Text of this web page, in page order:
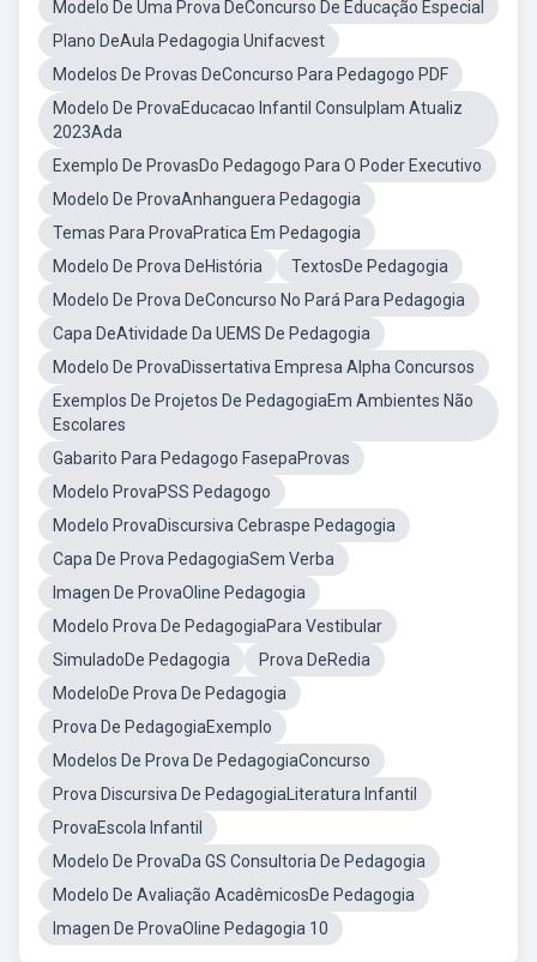
Modelo De Uma Prova DeConcurso De Educação Especial
Plano DeAula Pedagogia Unifacvest
Modelos De Provas DeConcurso Para Pedagogo PDF
Modelo De ProvaEducacao Infantil Consulplam Atualiz
2023Ada
Exemplo De ProvasDo Pedagogo Para O Poder Executivo
Modelo De ProvaAnhanguera Pedagogia
Temas Para ProvaPratica Em Pedagogia
Modelo De Prova DeHistória
TextosDe Pedagogia
Modelo De Prova DeConcurso No Pará Para Pedagogia
Capa DeAtividade Da UEMS De Pedagogia
Modelo De ProvaDissertativa Empresa Alpha Concursos
Exemplos De Projetos De PedagogiaEm Ambientes Não
Escolares
Gabarito Para Pedagogo FasepaProvas
Modelo ProvaPSS Pedagogo
Modelo ProvaDiscursiva Cebraspe Pedagogia
Capa De Prova PedagogiaSem Verba
Imagen De ProvaOline Pedagogia
Modelo Prova De PedagogiaPara Vestibular
SimuladoDe Pedagogia
Prova DeRedia
ModeloDe Prova De Pedagogia
Prova De PedagogiaExemplo
Modelos De Prova De PedagogiaConcurso
Prova Discursiva De PedagogiaLiteratura Infantil
ProvaEscola Infantil
Modelo De ProvaDa GS Consultoria De Pedagogia
Modelo De Avaliação AcadêmicosDe Pedagogia
Imagen De ProvaOline Pedagogia 10